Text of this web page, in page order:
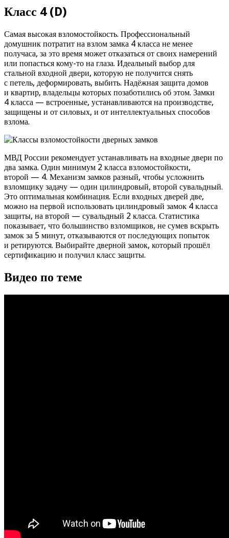
Класс 4 (D)
Самая высокая взломостойкость. Профессиональный
домушник потратит на взлом замка 4 класса не менее
получаса, за это время может отказаться от своих намерений
или попасться кому-то на глаза. Идеальный выбор для
стальной входной двери, которую не получится снять
с петель, деформировать, выбить. Надёжная защита домов
и квартир, владельцы которых позаботились об этом. Замки
4 класса — встроенные, устанавливаются на производстве,
защищены и от силовых, и от интеллектуальных способов
взлома.
МВД России рекомендует устанавливать на входные двери по
два замка. Один минимум 2 класса взломостойкости,
второй — 4. Механизм замков разный, чтобы усложнить
взломщику задачу — один цилиндровый, второй сувальдный.
Это оптимальная комбинация. Если входных дверей две,
можно на первой использовать цилиндровый замок 4 класса
защиты, на второй — сувальдный 2 класса. Статистика
показывает, что большинство взломщиков, не сумев вскрыть
замок за 5 минут, отказываются от последующих попыток
и ретируются. Выбирайте дверной замок, который прошёл
сертификацию и получил класс защиты.
Видео по теме